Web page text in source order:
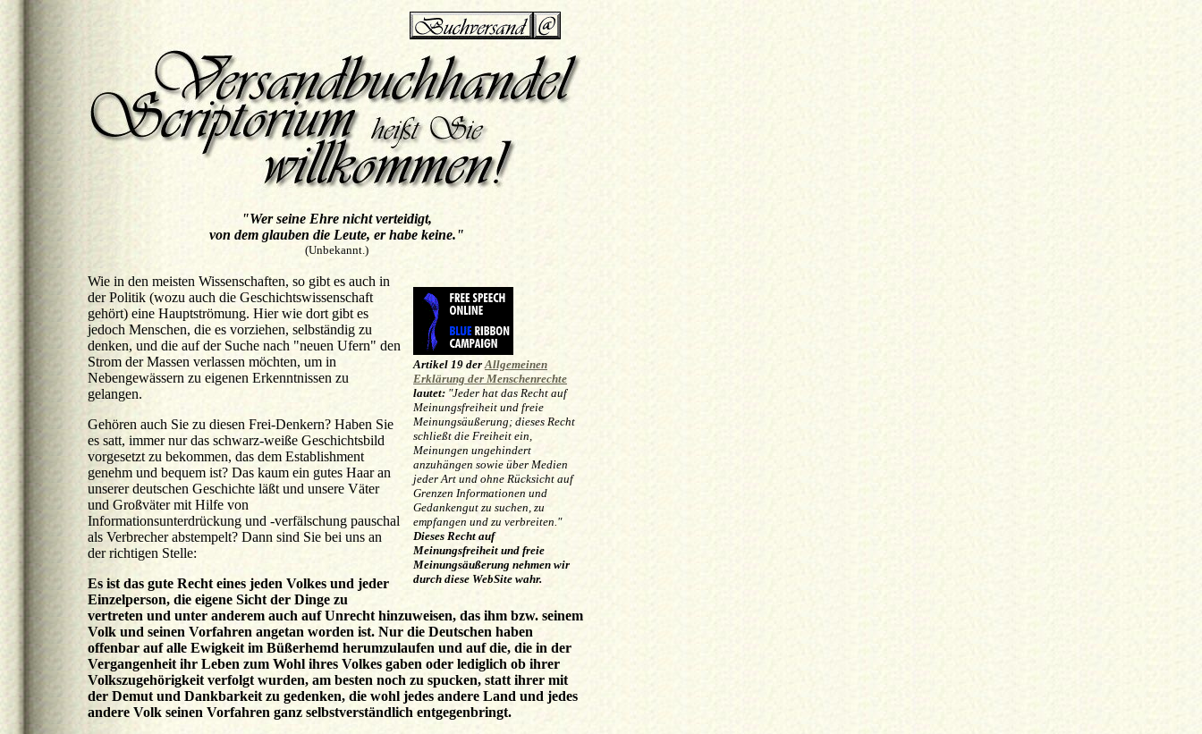
"Wer seine Ehre nicht verteidigt,
von dem glauben die Leute, er habe keine."
(Unbekannt.)
Artikel 19 derAllgemeinen
Erklärung der Menschenrechte
lautet: "Jeder hat das Recht auf
Meinungsfreiheit und freie
Meinungsäußerung; dieses Recht
schließt die Freiheit ein,
Meinungen ungehindert
anzuhängen sowie über Medien
jeder Art und ohne Rücksicht auf
Grenzen Informationen und
Gedankengut zu suchen, zu
empfangen und zu verbreiten."
Dieses Recht auf
Meinungsfreiheit und freie
Meinungsäußerung nehmen wir
durch diese WebSite wahr.
Wie in den meisten Wissenschaften, so gibt es auch in
der Politik (wozu auch die Geschichtswissenschaft
gehört) eine Hauptströmung. Hier wie dort gibt es
jedoch Menschen, die es vorziehen, selbständig zu
denken, und die auf der Suche nach "neuen Ufern" den
Strom der Massen verlassen möchten, um in
Nebengewässern zu eigenen Erkenntnissen zu
gelangen.
Gehören auch Sie zu diesen Frei-Denkern? Haben Sie
es satt, immer nur das schwarz-weiße Geschichtsbild
vorgesetzt zu bekommen, das dem Establishment
genehm und bequem ist? Das kaum ein gutes Haar an
unserer deutschen Geschichte läßt und unsere Väter
und Großväter mit Hilfe von
Informationsunterdrückung und -verfälschung pauschal
als Verbrecher abstempelt? Dann sind Sie bei uns an
der richtigen Stelle:
Es ist das gute Recht eines jeden Volkes und jeder
Einzelperson, die eigene Sicht der Dinge zu
vertreten und unter anderem auch auf Unrecht hinzuweisen, das ihm bzw. seinem
Volk und seinen Vorfahren angetan worden ist. Nur die Deutschen haben
offenbar auf alle Ewigkeit im Büßerhemd herumzulaufen und auf die, die in der
Vergangenheit ihr Leben zum Wohl ihres Volkes gaben oder lediglich ob ihrer
Volkszugehörigkeit verfolgt wurden, am besten noch zu spucken, statt ihrer mit
der Demut und Dankbarkeit zu gedenken, die wohl jedes andere Land und jedes
andere Volk seinen Vorfahren ganz selbstverständlich entgegenbringt.